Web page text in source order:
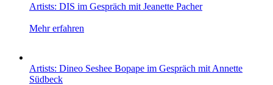
Artists: DIS im Gespräch mit Jeanette Pacher
Mehr erfahren
Artists: Dineo Seshee Bopape im Gespräch mit Annette
Südbeck